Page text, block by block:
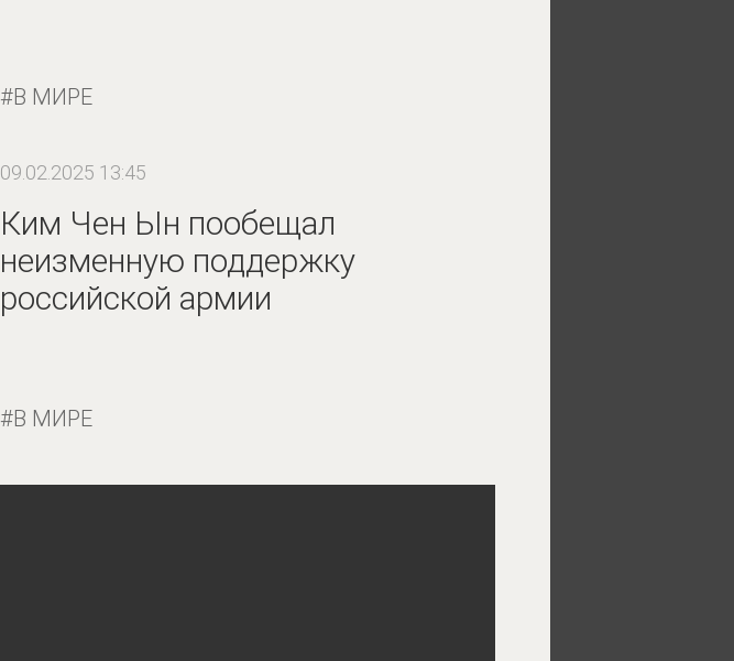
В МИРЕ
09.02.2025 13:45
Ким Чен Ын пообещал
неизменную поддержку
российской армии
В МИРЕ